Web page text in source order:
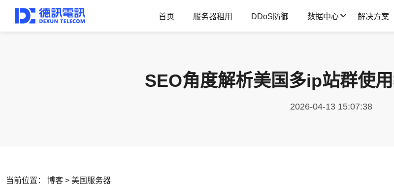
首页 服务器租用 DDoS防御 数据中心 解决方案
SEO角度解析美国多ip站群使
2026-04-13 15:07:38
当前位置： 博客 > 美国服务器